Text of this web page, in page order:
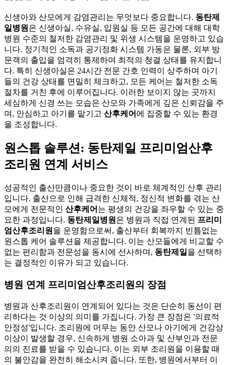
신생아와 산모에게 감염관리는 무엇보다 중요합니다. 동탄제
일병원 은 신생아실, 수유실, 입원실 등 모든 공간에 대해 대학
병원 수준의 철저한 감염관리 및 위생 시스템을 운영하고 있습
니다. 정기적인 소독과 공기정화 시스템 가동은 물론, 외부 방
문객의 출입을 엄격히 통제하여 최적의 청결 상태를 유지합니
다. 특히 신생아실은 24시간 전문 간호 인력이 상주하며 아기
들의 건강 상태를 면밀히 체크하고, 모든 케어는 철저한 소독
절차를 거친 후에 이루어집니다. 이러한 보이지 않는 곳까지
세심하게 신경 쓰는 모습은 산모와 가족에게 깊은 신뢰감을 주
며, 안심하고 아기를 맡기고 산후케어 에 집중할 수 있는 환경
을 조성합니다.
원스톱 솔루션: 동탄제일 프리미엄산후
조리원 연계 서비스
성공적인 출산만큼이나 중요한 것이 바로 체계적인 산후 관리
입니다. 출산으로 인해 급격한 신체적, 정신적 변화를 겪는 산
모에게 전문적인 산후케어 는 평생의 건강을 좌우할 수 있는 중
요한 과정입니다. 동탄제일병원 은 병원과 직접 연계된 프리미
엄산후조리원 을 운영함으로써, 출산부터 회복까지 빈틈없는
원스톱 케어 솔루션을 제공합니다. 이는 산모들에게 비교할 수
없는 편리함과 전문성을 동시에 선사하며, 동탄제일 을 선택하
는 결정적인 이유가 되고 있습니다.
병원 연계 프리미엄산후조리원의 장점
병원과 산후조리원이 연계되어 있다는 것은 단순히 동선이 편
리하다는 것 이상의 의미를 가집니다. 가장 큰 장점은 '의료적
안정성'입니다. 조리원에 머무는 동안 산모나 아기에게 건강상
이상이 발생할 경우, 신속하게 병원 소아과 및 산부인과 전문
의의 진료를 받을 수 있습니다. 이는 외부 조리원을 이용할 때
의 불안감을 완전히 해소시켜 줍니다. 또한, 병원에서부터 이